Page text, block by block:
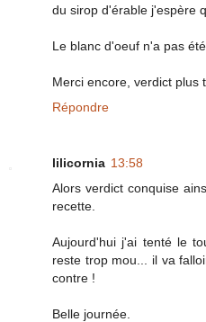
du sirop d'érable j'espère
Le blanc d'oeuf n'a pas
Merci encore, verdict plus
Répondre
lilicornia 13:58
Alors verdict conquise
recette.
Aujourd'hui j'ai tenté le
reste trop mou... il va
contre !
Belle journée.